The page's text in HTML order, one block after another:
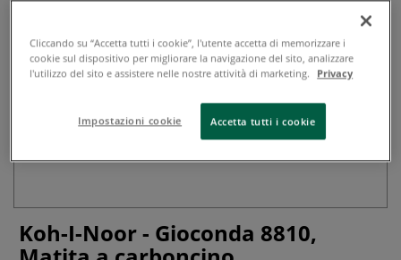
Koh-I-Noor - Gioconda 8810,
Cliccando su “Accetta tutti i cookie”, l'utente accetta di memorizzare i
cookie sul dispositivo per migliorare la navigazione del sito, analizzare
l'utilizzo del sito e assistere nelle nostre attività di marketing.
Privacy
Impostazioni cookie Accetta tutti i cookie